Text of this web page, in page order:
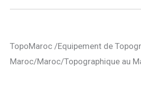
TopoMaroc /Equipement de
Maroc/Maroc/Topographique au